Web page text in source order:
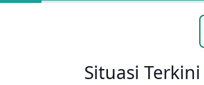
Situasi